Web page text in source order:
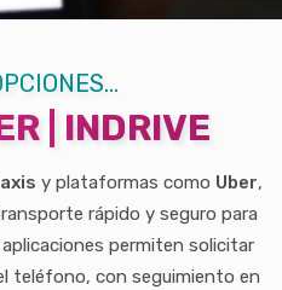
| INDRIVE
y plataformas como Uber,
rápido y seguro para
permiten solicitar
teléfono, con seguimiento en